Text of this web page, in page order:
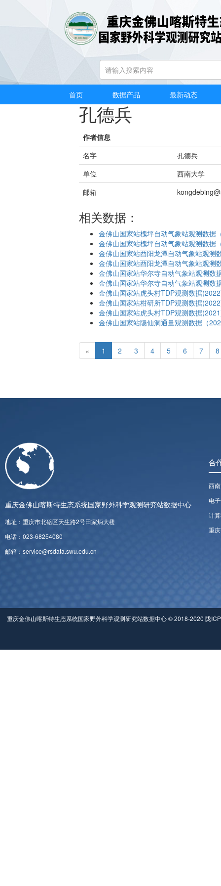
首页 数据产品 最新动态
数据产品 / 按作者浏览 /孔德兵
孔德兵
作者信息
名字
孔德兵
单位
西南大学
邮箱
相关数据：
金佛山国家站槐坪自动气象站观测数据
金佛山国家站槐坪自动气象站观测数据
金佛山国家站酉阳龙潭自动气象站观测
金佛山国家站酉阳龙潭自动气象站观测
金佛山国家站华尔寺自动气象站观测数
金佛山国家站华尔寺自动气象站观测数
金佛山国家站虎头村TDP观测数据
金佛山国家站柑研所TDP观测数据
金佛山国家站虎头村TDP观测数据
金佛山国家站隐仙洞通量观测数据（
« 1 (current)
2 3 4 5 6 7 8
重庆金佛山喀斯特生态系统国家野外科学观测研究站数据中心
地址：重庆市北碚区天生路2号田家炳大楼
电话：023-68254080
邮箱：service@rsdata.swu.edu.cn
合
西
电
计
重
重庆金佛山喀斯特生态系统国家野外科学观测研究站数据中心 © 2018-2020 陇